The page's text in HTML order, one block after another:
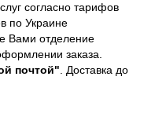
согласно тарифов
по Украине
Вами отделение
заказа.
почтой" . Доставка до